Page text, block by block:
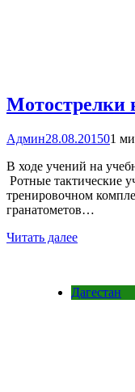
Мотострелки
Админ28.08.201501
В ходе учений на
Ротные тактические
тренировочном
гранатометов…
Читать далее
Дагестан